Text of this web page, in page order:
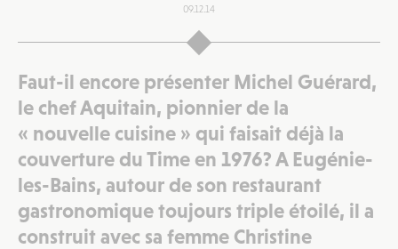
09.12.14
Faut-il encore présenter Michel Guérard,
le chef Aquitain, pionnier de la
« nouvelle cuisine » qui faisait déjà la
couverture du Time en 1976? A Eugénie-
les-Bains, autour de son restaurant
gastronomique toujours triple étoilé, il a
construit avec sa femme Christine